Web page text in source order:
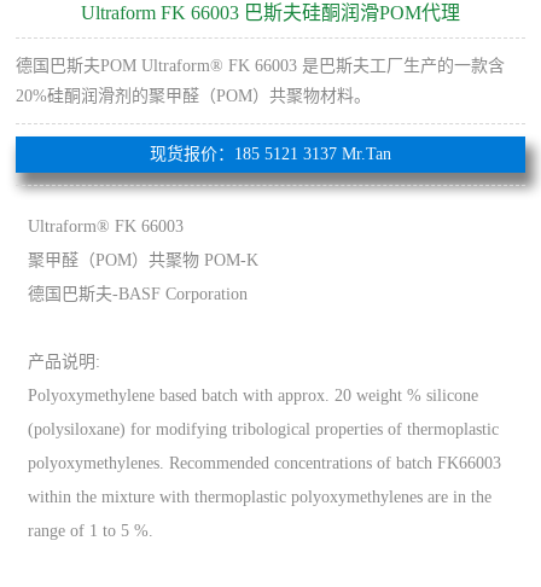
Ultraform FK 66003 巴斯夫硅酮润滑POM代理
德国巴斯夫POM Ultraform® FK 66003 是巴斯夫工厂生产的一款含
20%硅酮润滑剂的聚甲醛（POM）共聚物材料。
现货报价：185 5121 3137 Mr.Tan
Ultraform® FK 66003
聚甲醛（POM）共聚物 POM-K
德国巴斯夫-BASF Corporation
产品说明:
Polyoxymethylene based batch with approx. 20 weight % silicone
(polysiloxane) for modifying tribological properties of thermoplastic
polyoxymethylenes. Recommended concentrations of batch FK66003
within the mixture with thermoplastic polyoxymethylenes are in the
range of 1 to 5 %.